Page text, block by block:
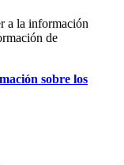
a la información
de
sobre los